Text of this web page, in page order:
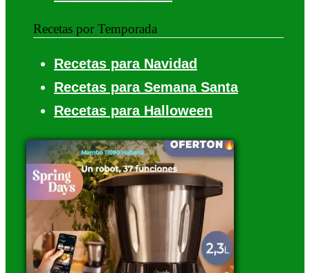
Recetas por Temporada
Recetas para Navidad
Recetas para Semana Santa
Recetas para Halloween